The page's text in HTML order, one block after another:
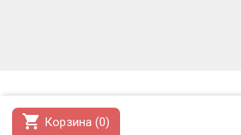
shopping_cart Корзина (0)